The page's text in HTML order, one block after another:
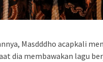
Masdddho acapkali
dia membawakan lagu